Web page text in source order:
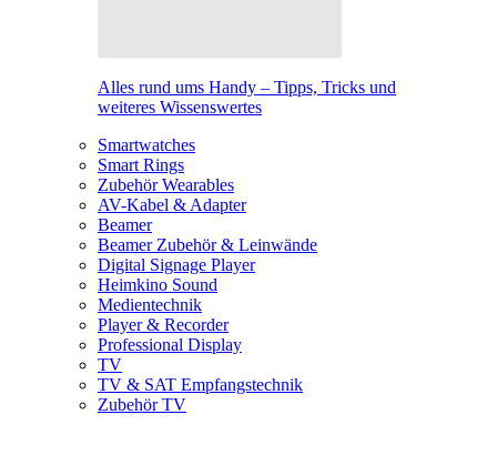
Alles rund ums Handy – Tipps, Tricks und
weiteres Wissenswertes
Smartwatches
Smart Rings
Zubehör Wearables
AV-Kabel & Adapter
Beamer
Beamer Zubehör & Leinwände
Digital Signage Player
Heimkino Sound
Medientechnik
Player & Recorder
Professional Display
TV
TV & SAT Empfangstechnik
Zubehör TV